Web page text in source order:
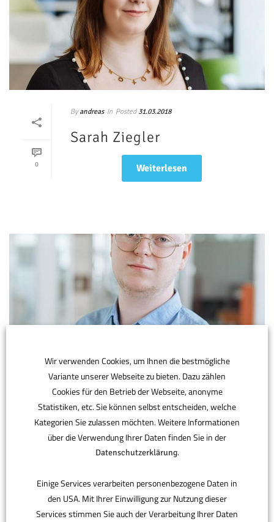
0
By andreas In Posted 31.03.2018
Sarah Ziegler
Weiterlesen
0
By In Posted
Felix Englich
Weiterlesen
Wir verwenden Cookies, um Ihnen die bestmögliche
Variante unserer Webseite zu bieten. Dazu zählen
Cookies für den Betrieb der Webseite, anonyme
Statistiken, etc. Sie können selbst entscheiden, welche
Kategorien Sie zulassen möchten. Weitere Informationen
über die Verwendung Ihrer Daten finden Sie in der
Datenschutzerklärung.
Einige Services verarbeiten personenbezogene Daten in
den USA. Mit Ihrer Einwilligung zur Nutzung dieser
Services stimmen Sie auch der Verarbeitung Ihrer Daten